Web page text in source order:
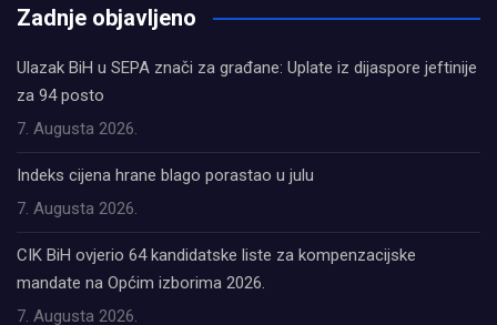
Zadnje objavljeno
Ulazak BiH u SEPA znači za građane: Uplate iz dijaspore jeftinije
za 94 posto
7. Augusta 2026.
Indeks cijena hrane blago porastao u julu
7. Augusta 2026.
CIK BiH ovjerio 64 kandidatske liste za kompenzacijske
mandate na Općim izborima 2026.
7. Augusta 2026.